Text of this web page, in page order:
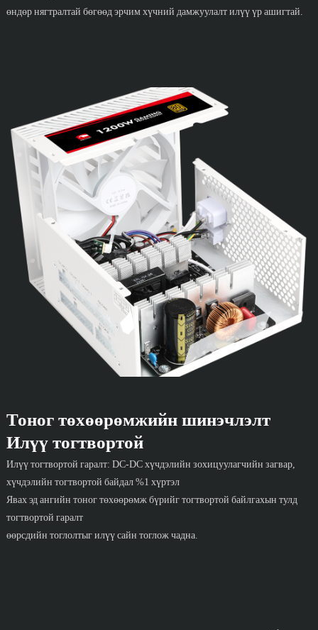
өндөр нягтралтай бөгөөд эрчим хүчний дамжуулалт илүү үр ашигтай.
Тоног төхөөрөмжийн шинэчлэлт
Илүү тогтвортой
Илүү тогтвортой гаралт: DC-DC хүчдэлийн зохицуулагчийн загвар,
хүчдэлийн тогтвортой байдал %1 хүртэл
Явах эд ангийн тоног төхөөрөмж бүрийг тогтвортой байлгахын тулд
тогтвортой гаралт
өөрсдийн тоглолтыг илүү сайн тоглож чадна.